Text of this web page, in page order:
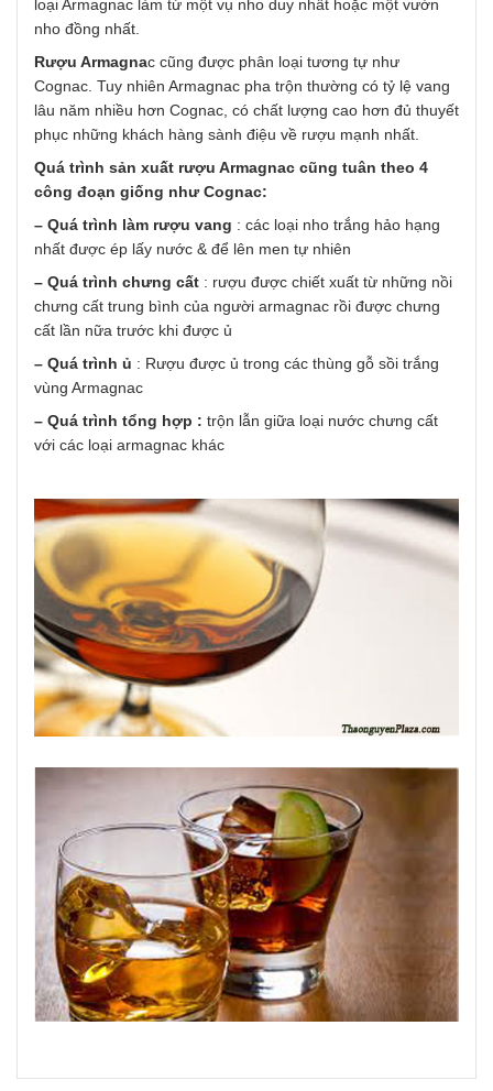
loại Armagnac làm từ một vụ nho duy nhất hoặc một vườn
nho đồng nhất.
Rượu Armagnac cũng được phân loại tương tự như
Cognac. Tuy nhiên Armagnac pha trộn thường có tỷ lệ vang
lâu năm nhiều hơn Cognac, có chất lượng cao hơn đủ thuyết
phục những khách hàng sành điệu về rượu mạnh nhất.
Quá trình sản xuất rượu Armagnac cũng tuân theo 4
công đoạn giống như Cognac:
– Quá trình làm rượu vang : các loại nho trắng hảo hạng
nhất được ép lấy nước & để lên men tự nhiên
– Quá trình chưng cất : rượu được chiết xuất từ những nồi
chưng cất trung bình của người armagnac rồi được chưng
cất lần nữa trước khi được ủ
– Quá trình ủ : Rượu được ủ trong các thùng gỗ sồi trắng
vùng Armagnac
– Quá trình tổng hợp : trộn lẫn giữa loại nước chưng cất
với các loại armagnac khác